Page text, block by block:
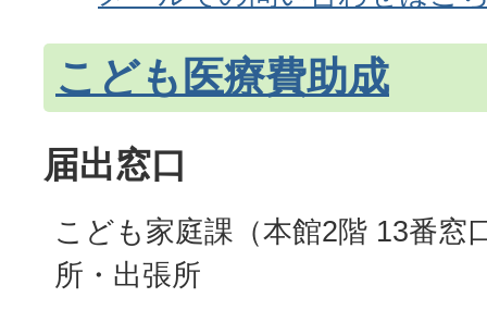
こども医療費助成
届出窓口
こども家庭課（本館2階 13番窓
所・出張所